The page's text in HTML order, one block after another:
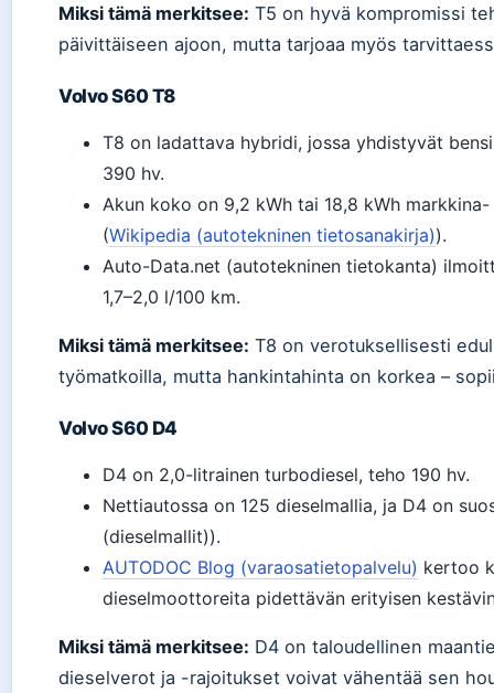
Miksi tämä merkitsee: T5 on hyvä kompromissi
päivittäiseen ajoon, mutta tarjoaa myös
Volvo S60 T8
T8 on ladattava hybridi, jossa yhdistyvät
390 hv.
Akun koko on 9,2 kWh tai 18,8 kWh
(Wikipedia (autotekninen tietosanakirja)).
Auto-Data.net (autotekninen tietokanta)
1,7–2,0 l/100 km.
Miksi tämä merkitsee: T8 on verotuksellisesti
työmatkoilla, mutta hankintahinta on korkea –
Volvo S60 D4
D4 on 2,0-litrainen turbodiesel, teho 190 hv.
Nettiautossa on 125 dieselmallia, ja D4 on
(dieselmallit)).
AUTODOC Blog (varaosatietopalvelu) kertoo
dieselmoottoreita pidettävän erityisen
Miksi tämä merkitsee: D4 on taloudellinen
dieselverot ja -rajoitukset voivat vähentää sen